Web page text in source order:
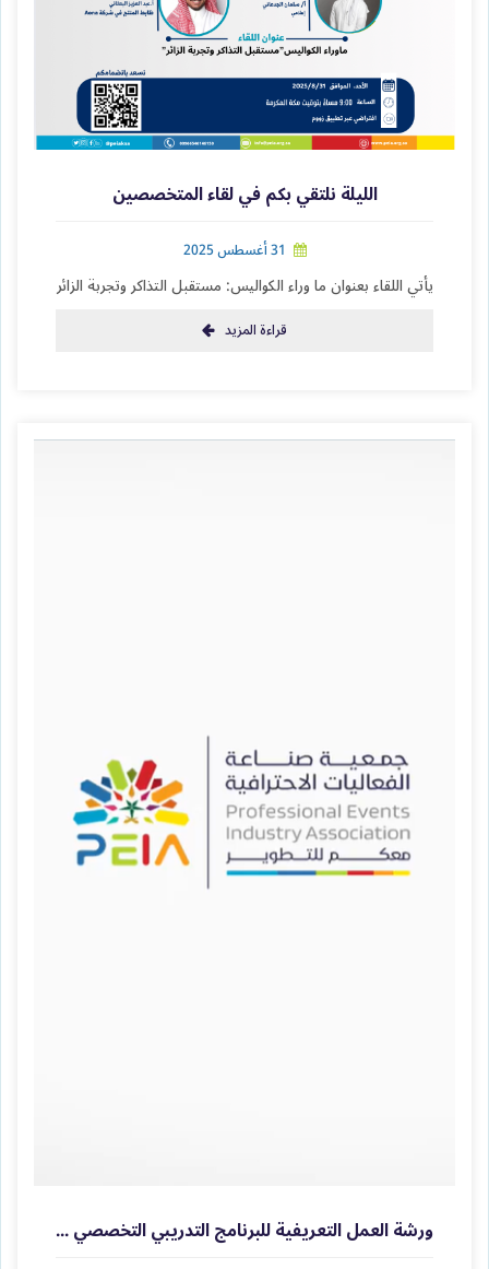
الليلة نلتقي بكم في لقاء المتخصصين
31 أغسطس 2025
يأتي اللقاء بعنوان ما وراء الكواليس: مستقبل التذاكر وتجربة الزائر
قراءة المزيد
ورشة العمل التعريفية للبرنامج التدريبي التخصصي التقني